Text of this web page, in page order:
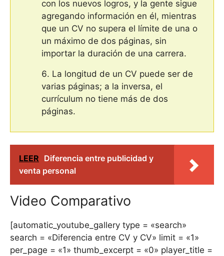
con los nuevos logros, y la gente sigue
agregando información en él, mientras
que un CV no supera el límite de una o
un máximo de dos páginas, sin
importar la duración de una carrera.
La longitud de un CV puede ser de
varias páginas; a la inversa, el
currículum no tiene más de dos
páginas.
LEER Diferencia entre publicidad y
venta personal
Video Comparativo
[automatic_youtube_gallery type = «search»
search = «Diferencia entre CV y ​​CV» limit = «1»
per_page = «1» thumb_excerpt = «0» player_title =